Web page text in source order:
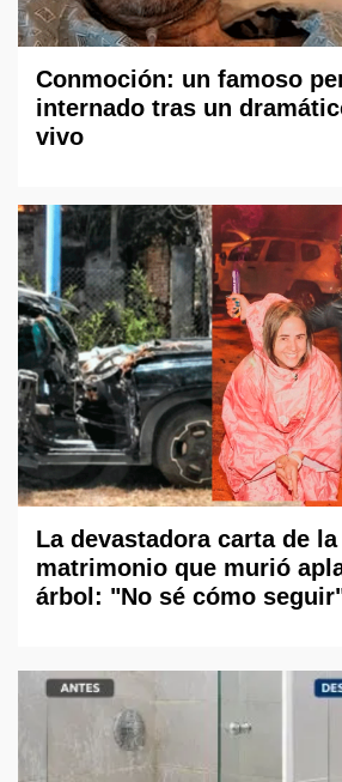
Conmoción: un famoso
internado tras un
vivo
La devastadora carta de la
matrimonio que murió
árbol: "No sé cómo